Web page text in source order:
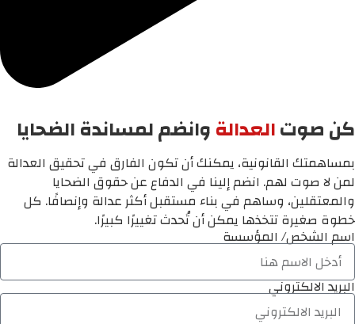
كن صوتالعدالةوانضم لمساندة الضحايا
بمساهمتك القانونية، يمكنك أن تكون الفارق في تحقيق العدالة
لمن لا صوت لهم. انضم إلينا في الدفاع عن حقوق الضحايا
والمعتقلين، وساهم في بناء مستقبل أكثر عدالة وإنصافًا. كل
خطوة صغيرة تتخذها يمكن أن تُحدث تغييرًا كبيرًا.
اسم الشخص/ المؤسسة
البريد الالكتروني